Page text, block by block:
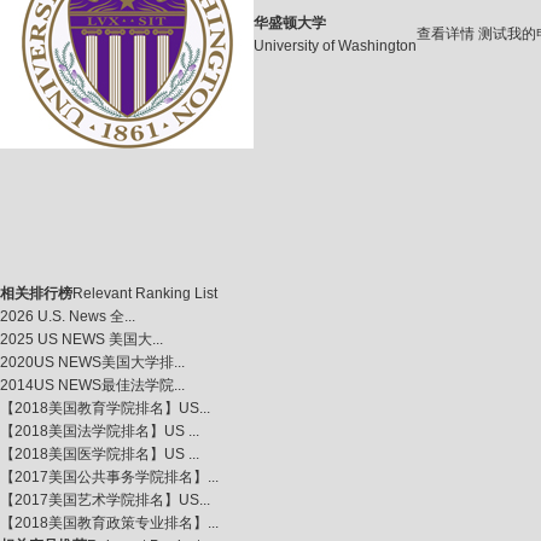
华盛顿大学
University of Washington
查看详情 测试我的
相关排行榜Relevant Ranking List
2026 U.S. News 全...
2025 US NEWS 美国大...
2020US NEWS美国大学排...
2014US NEWS最佳法学院...
【2018美国教育学院排名】US...
【2018美国法学院排名】US ...
【2018美国医学院排名】US ...
【2017美国公共事务学院排名】...
【2017美国艺术学院排名】US...
【2018美国教育政策专业排名】...